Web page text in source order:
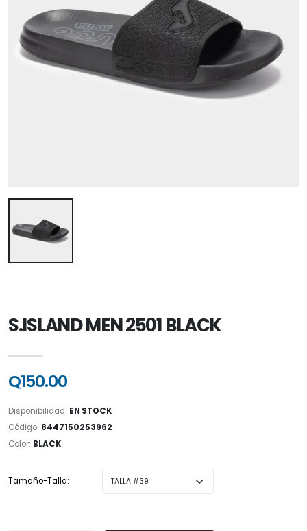
S.ISLAND MEN 2501 BLACK
Q150.00
Disponibilidad: EN STOCK
Código: 8447150253962
Color: BLACK
Tamaño-Talla: